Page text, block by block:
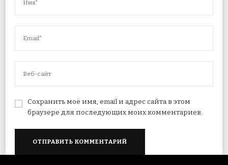
Сохранить моё имя, email и адрес сайта в этом
браузере для последующих моих комментариев.